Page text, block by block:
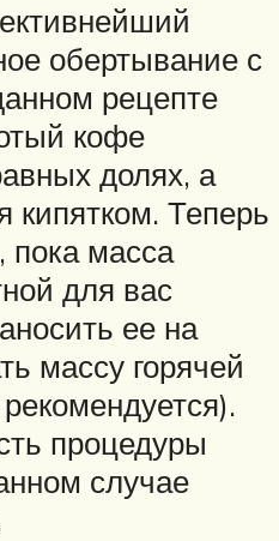
обертывание с
рецепте
кофе
долях, а
кипятком. Теперь
пока масса
для вас
ее на
массу горячей
процедуры
случае